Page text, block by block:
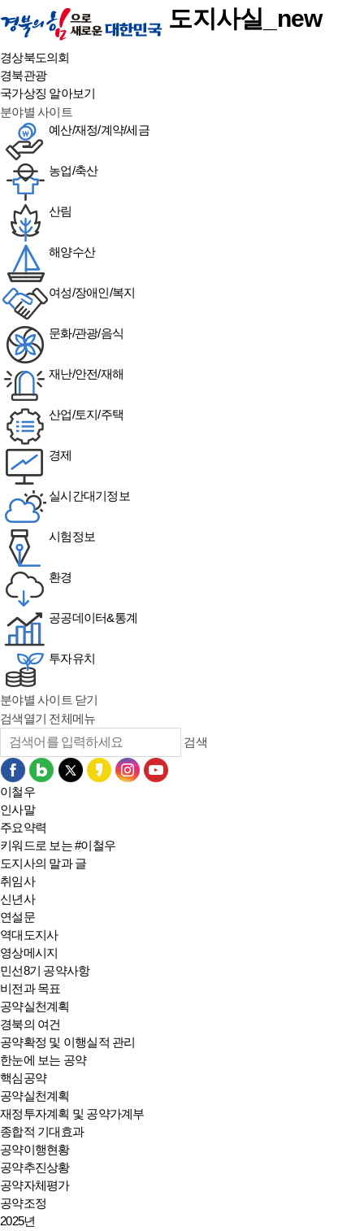
본문 바로가기
도지사실_new
경상북도의회
경북관광
국가상징 알아보기
분야별 사이트
예산/재정/계약/세금
농업/축산
산림
해양수산
여성/장애인/복지
문화/관광/음식
재난/안전/재해
산업/토지/주택
경제
실시간대기정보
시험정보
환경
공공데이터&통계
투자유치
분야별 사이트 닫기
검색열기 전체메뉴
검색
이철우
인사말
주요약력
키워드로 보는 #이철우
도지사의 말과 글
취임사
신년사
연설문
역대도지사
영상메시지
민선8기 공약사항
비전과 목표
공약실천계획
경북의 여건
공약확정 및 이행실적 관리
한눈에 보는 공약
핵심공약
공약실천계획
재정투자계획 및 공약가계부
종합적 기대효과
공약이행현황
공약추진상황
공약자체평가
공약조정
2025년